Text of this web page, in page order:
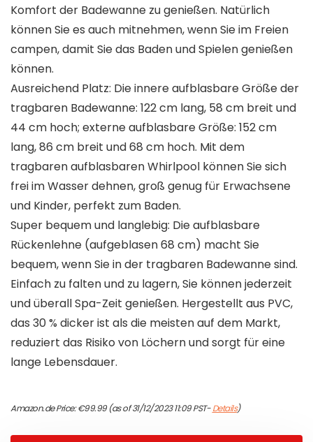
Komfort der Badewanne zu genießen. Natürlich
können Sie es auch mitnehmen, wenn Sie im Freien
campen, damit Sie das Baden und Spielen genießen
können.
Ausreichend Platz: Die innere aufblasbare Größe der
tragbaren Badewanne: 122 cm lang, 58 cm breit und
44 cm hoch; externe aufblasbare Größe: 152 cm
lang, 86 cm breit und 68 cm hoch. Mit dem
tragbaren aufblasbaren Whirlpool können Sie sich
frei im Wasser dehnen, groß genug für Erwachsene
und Kinder, perfekt zum Baden.
Super bequem und langlebig: Die aufblasbare
Rückenlehne (aufgeblasen 68 cm) macht Sie
bequem, wenn Sie in der tragbaren Badewanne sind.
Einfach zu falten und zu lagern, Sie können jederzeit
und überall Spa-Zeit genießen. Hergestellt aus PVC,
das 30 % dicker ist als die meisten auf dem Markt,
reduziert das Risiko von Löchern und sorgt für eine
lange Lebensdauer.
Amazon.de Price:€99.99(as of 31/12/2023 11:09 PST-Details)